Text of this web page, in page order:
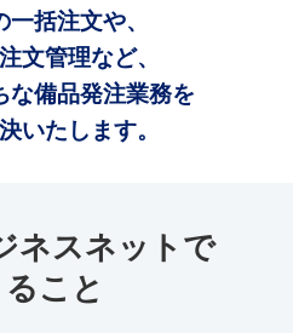
括注文や、
文管理など、
な備品発注業務を
いたします。
ネスネットで
こと